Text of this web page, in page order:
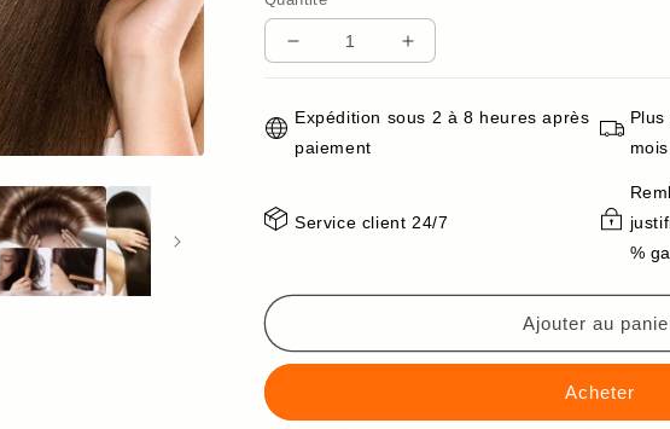
Réduire
de
Crème
l&#39;Essence
Augmenter
de
l&#39;Essence
Expédition sous 2 à 8 heures après
paiement
Service client 24/7
%
Ajouter au